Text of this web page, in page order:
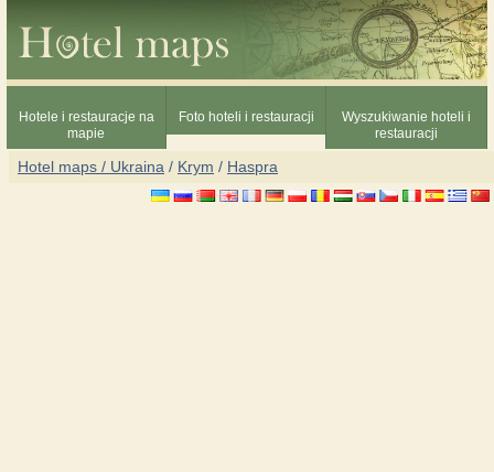
Hotele i restauracje na
mapie
Foto hoteli i restauracji
Wyszukiwanie hoteli i
restauracji
Hotel maps / Ukraina / Krym / Haspra